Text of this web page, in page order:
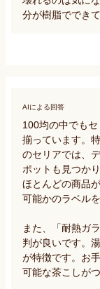
分が樹脂ででき
AIによる回答
100均の中でも
揃っています。
のセリアでは、
ポットも見つか
ほとんどの商品
可能かのラベル
また、「耐熱ガ
判が良いです。
が特徴です。お
可能な茶こしが